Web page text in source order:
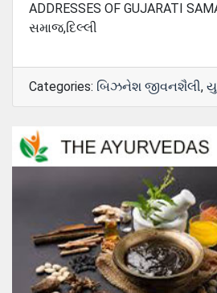
ADDRESSES OF GUJARATI
સમાજ,દિલ્લી
Categories: બિઝનેશ જીવનશૈલી,